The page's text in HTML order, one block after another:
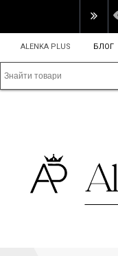
ALENKA PLUS БЛОГ